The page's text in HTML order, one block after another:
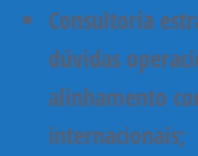
Consultoria
dúvidas
alinhamento
internacionais;